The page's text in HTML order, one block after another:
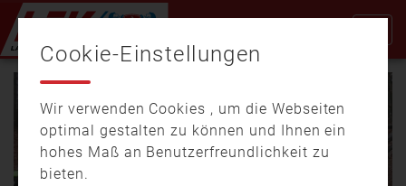
Cookie-Einstellungen
Wir verwenden Cookies , um die Webseiten
optimal gestalten zu können und Ihnen ein
hohes Maß an Benutzerfreundlichkeit zu
bieten.